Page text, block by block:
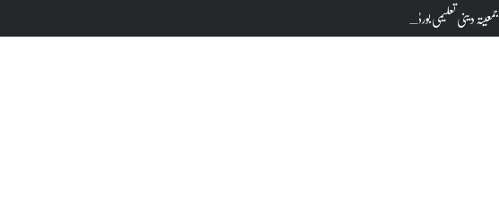
جمعیتہ دینی تعلیمی بورڈ نظام آباد کا تعلیمی وتربیتی کامیاب ورکشاپ واجلاس عام